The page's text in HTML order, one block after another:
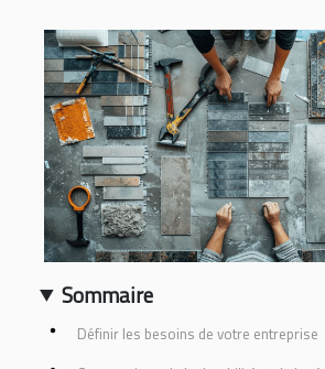
Sommaire
Définir les besoins de votre entreprise